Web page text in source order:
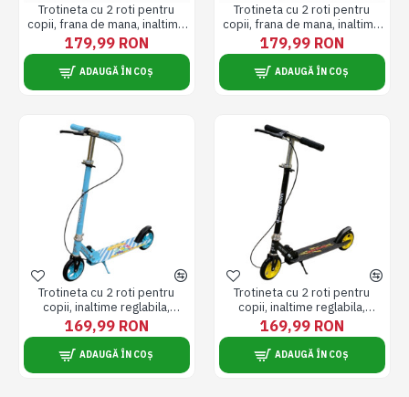
Trotineta cu 2 roti pentru
copii, frana de mana, inaltime
reglabila, pliabila, roti 200 mm
/ 8 inch, portocaliu cu negru
179,99 RON
ADAUGĂ ÎN COȘ
Trotineta cu 2 roti pentru
copii, frana de mana, inaltime
reglabila, pliabila, roti 200 mm
/ 8 inch, roz
179,99 RON
ADAUGĂ ÎN COȘ
Trotineta cu 2 roti pentru
copii, inaltime reglabila,
pliabila, frana de mana, + 3 ani,
roti 145 mm, albastra
169,99 RON
ADAUGĂ ÎN COȘ
Trotineta cu 2 roti pentru
copii, inaltime reglabila,
pliabila, frana de mana, + 3 ani,
roti 145 mm, neagra
169,99 RON
ADAUGĂ ÎN COȘ